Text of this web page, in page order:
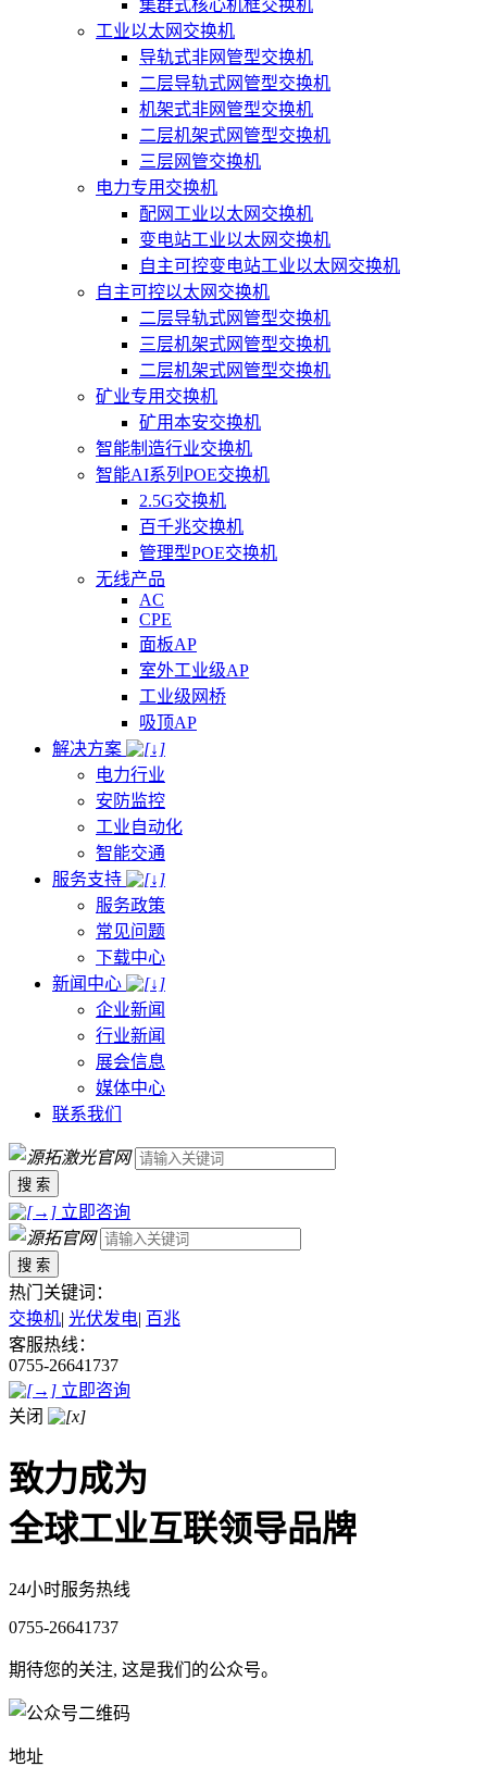
集群式核心机框交换机
工业以太网交换机
导轨式非网管型交换机
二层导轨式网管型交换机
机架式非网管型交换机
二层机架式网管型交换机
三层网管交换机
电力专用交换机
配网工业以太网交换机
变电站工业以太网交换机
自主可控变电站工业以太网交换机
自主可控以太网交换机
二层导轨式网管型交换机
三层机架式网管型交换机
二层机架式网管型交换机
矿业专用交换机
矿用本安交换机
智能制造行业交换机
智能AI系列POE交换机
2.5G交换机
百千兆交换机
管理型POE交换机
无线产品
AC
CPE
面板AP
室外工业级AP
工业级网桥
吸顶AP
解决方案
电力行业
安防监控
工业自动化
智能交通
服务支持
服务政策
常见问题
下载中心
新闻中心
企业新闻
行业新闻
展会信息
媒体中心
联系我们
搜 索
立即咨询
搜 索
热门关键词：
交换机| 光伏发电| 百兆
客服热线：
0755-26641737
立即咨询
关闭
致力成为
全球工业互联领导品牌
24小时服务热线
0755-26641737
期待您的关注, 这是我们的公众号。
地址